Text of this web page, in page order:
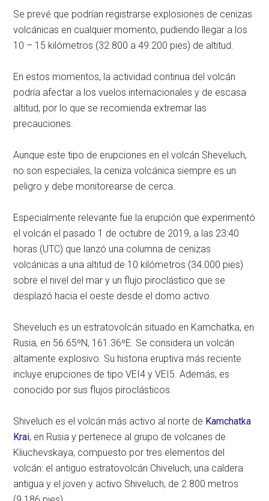
Se prevé que podrían registrarse explosiones de cenizas
volcánicas en cualquier momento, pudiendo llegar a los
10 – 15 kilómetros (32.800 a 49.200 pies) de altitud.
En estos momentos, la actividad continua del volcán
podría afectar a los vuelos internacionales y de escasa
altitud, por lo que se recomienda extremar las
precauciones.
Aunque este tipo de erupciones en el volcán Sheveluch,
no son especiales, la ceniza volcánica siempre es un
peligro y debe monitorearse de cerca.
Especialmente relevante fue la erupción que experimentó
el volcán el pasado 1 de octubre de 2019, a las 23:40
horas (UTC) que lanzó una columna de cenizas
volcánicas a una altitud de 10 kilómetros (34.000 pies)
sobre el nivel del mar y un flujo piroclástico que se
desplazó hacia el oeste desde el domo activo.
Sheveluch es un estratovolcán situado en Kamchatka, en
Rusia, en 56.65ºN, 161.36ºE. Se considera un volcán
altamente explosivo. Su historia eruptiva más reciente
incluye erupciones de tipo VEI4 y VEI5. Además, es
conocido por sus flujos piroclásticos.
Shiveluch es el volcán más activo al norte de Kamchatka
Krai, en Rusia y pertenece al grupo de volcanes de
Kliuchevskaya, compuesto por tres elementos del
volcán: el antiguo estratovolcán Chiveluch, una caldera
antigua y el joven y activo Shiveluch, de 2.800 metros